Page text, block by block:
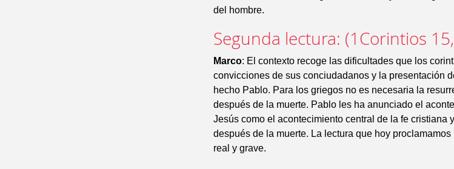
del hombre.
Segunda lectura: (1Corintios
Marco: El contexto recoge las dificultades que los
convicciones de sus conciudadanos y la presentación
hecho Pablo. Para los griegos no es necesaria la
después de la muerte. Pablo les ha anunciado el
Jesús como el acontecimiento central de la fe cristiana
después de la muerte. La lectura que hoy
real y grave.